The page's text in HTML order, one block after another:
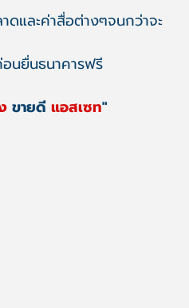
และค่าสื่อต่างๆจนกว่าจะ
อนยื่นธนาคารฟรี
ขายดี แอสเซท"